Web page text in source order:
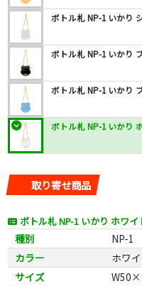
ボトル札 NP-1 いかり
ボトル札 NP-1 いかり
ボトル札 NP-1 いかり
ボトル札 NP-1 いかり
取り寄せ商品
ボトル札 NP-1 いかり ホワ
種別
NP-1
カラー
ホワ
サイズ